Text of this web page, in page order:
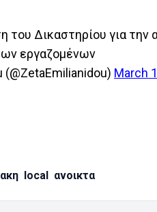
του Δικαστηρίου για την
εργαζομένων
March
local ανοικτα